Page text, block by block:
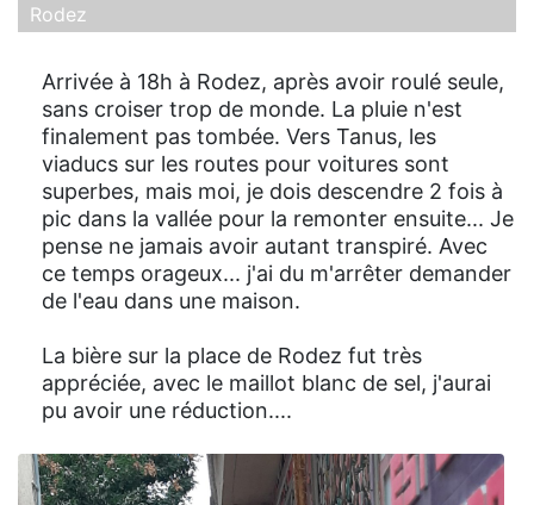
Rodez
Arrivée à 18h à Rodez, après avoir roulé seule,
sans croiser trop de monde. La pluie n'est
finalement pas tombée. Vers Tanus, les
viaducs sur les routes pour voitures sont
superbes, mais moi, je dois descendre 2 fois à
pic dans la vallée pour la remonter ensuite... Je
pense ne jamais avoir autant transpiré. Avec
ce temps orageux... j'ai du m'arrêter demander
de l'eau dans une maison.
La bière sur la place de Rodez fut très
appréciée, avec le maillot blanc de sel, j'aurai
pu avoir une réduction....